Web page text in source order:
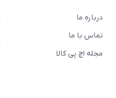
درباره ما
تماس با ما
مجله اچ پی کالا